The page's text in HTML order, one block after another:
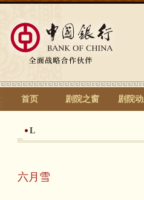
首页 剧院之窗 剧院
L
六月雪